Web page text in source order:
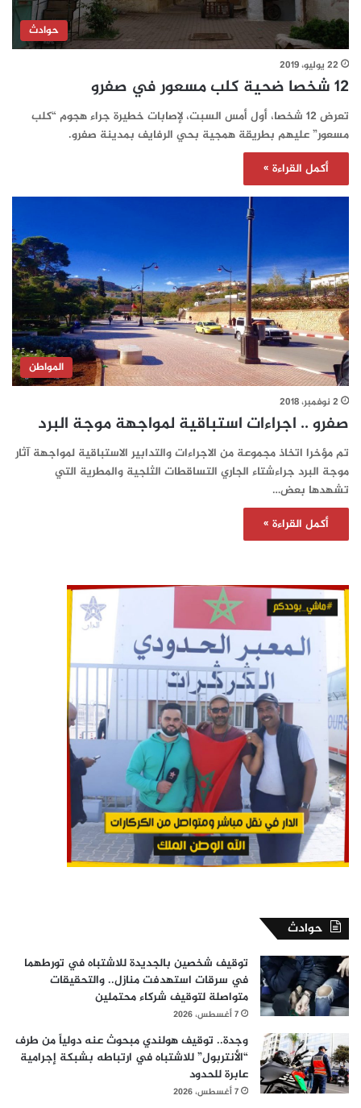
حوادث
22 يوليو، 2019
12 شخصا ضحية كلب مسعور في صفرو
تعرض 12 شخصا، أول أمس السبت، لإصابات خطيرة جراء هجوم “كلب
مسعور” عليهم بطريقة همجية بحي الرفايف بمدينة صفرو.
أكمل القراءة »
المواطن
2 نوفمبر، 2018
صفرو .. اجراءات استباقية لمواجهة موجة البرد
تم مؤخرا اتخاذ مجموعة من الاجراءات والتدابير الاستباقية لمواجهة آثار
موجة البرد جراءشتاء الجاري التساقطات الثلجية والمطرية التي
تشهدها بعض…
أكمل القراءة »
حوادث
توقيف شخصين بالجديدة للاشتباه في تورطهما
في سرقات استهدفت منازل.. والتحقيقات
متواصلة لتوقيف شركاء محتملين
7 أغسطس، 2026
وجدة.. توقيف هولندي مبحوث عنه دولياً من طرف
“الأنتربول” للاشتباه في ارتباطه بشبكة إجرامية
عابرة للحدود
7 أغسطس، 2026